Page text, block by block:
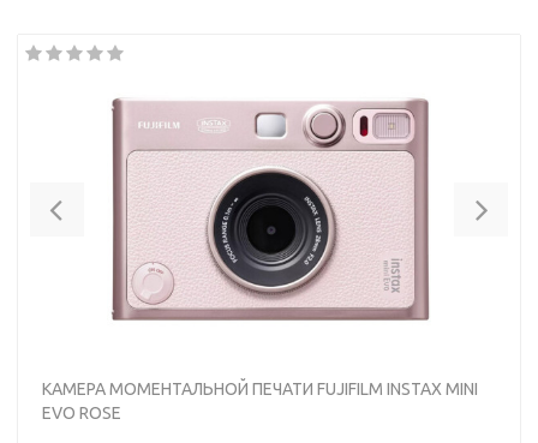
Previous
КАМЕРА МОМЕНТАЛЬНОЙ ПЕЧАТИ FUJIFILM INSTAX MINI
EVO ROSE